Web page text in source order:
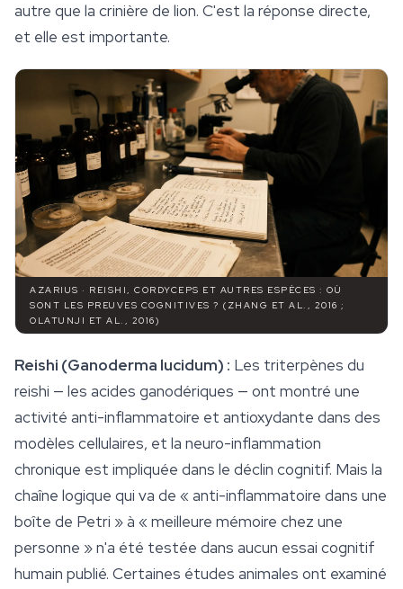
autre que la crinière de lion. C'est la réponse directe,
et elle est importante.
AZARIUS · REISHI, CORDYCEPS ET AUTRES ESPÈCES : OÙ
SONT LES PREUVES COGNITIVES ? (ZHANG ET AL., 2016 ;
OLATUNJI ET AL., 2016)
Reishi (Ganoderma lucidum) : Les triterpènes du
reishi — les acides ganodériques — ont montré une
activité anti-inflammatoire et antioxydante dans des
modèles cellulaires, et la neuro-inflammation
chronique est impliquée dans le déclin cognitif. Mais la
chaîne logique qui va de « anti-inflammatoire dans une
boîte de Petri » à « meilleure mémoire chez une
personne » n'a été testée dans aucun essai cognitif
humain publié. Certaines études animales ont examiné